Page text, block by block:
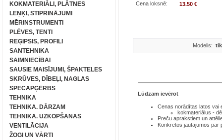
KOKMATERIĀLI, PLĀTNES
LEŅĶI, STIPRINĀJUMI
MĒRINSTRUMENTI
PLĒVES, TENTI
REĢIPSIS, PROFILI
SANTEHNIKA
SAIMNIECĪBAI
SAUSIE MAISĪJUMI, ŠPAKTELES
SKRŪVES, DĪBEĻI, NAGLAS
SPECAPĢĒRBS
TEHNIKA
TEHNIKA. DĀRZAM
TEHNIKA. UZKOPŠANAS
VENTILĀCIJA
ŽOGI UN VĀRTI
Cena loksnē:
13.50 €
Modelis:
Lūdzam ievērot
Cenas norādītas latos vai
kokmateriālus -
Preču aprakstiem un
Konkrētos jautājumos